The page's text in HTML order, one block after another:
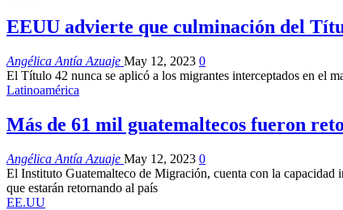
EEUU advierte que culminación del
Angélica Antía Azuaje May 12, 2023 0
El Título 42 nunca se aplicó a los migrantes interceptados en el
Latinoamérica
Más de 61 mil guatemaltecos fueron
Angélica Antía Azuaje May 12, 2023 0
El Instituto Guatemalteco de Migración, cuenta con la capacidad
que estarán retornando al país
EE.UU